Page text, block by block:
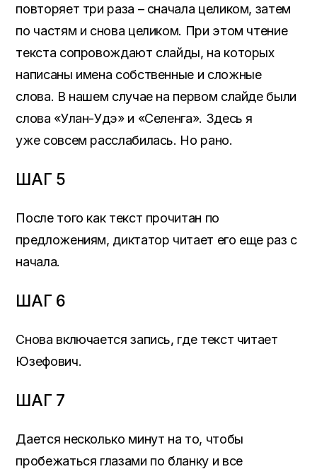
повторяет три раза – сначала целиком, затем
по частям и снова целиком. При этом чтение
текста сопровождают слайды, на которых
написаны имена собственные и сложные
слова. В нашем случае на первом слайде были
слова «Улан-Удэ» и «Селенга». Здесь я
уже совсем расслабилась. Но рано.
ШАГ 5
После того как текст прочитан по
предложениям, диктатор читает его еще раз с
начала.
ШАГ 6
Снова включается запись, где текст читает
Юзефович.
ШАГ 7
Дается несколько минут на то, чтобы
пробежаться глазами по бланку и все